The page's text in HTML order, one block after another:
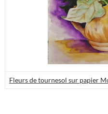
Fleurs de tournesol sur papier